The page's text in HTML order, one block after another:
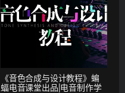
《音色合成与设计教程》蝙
蝠电音课堂出品|电音制作学